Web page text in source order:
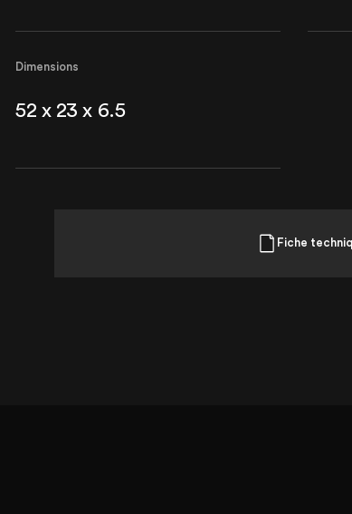
Dimensions
52 x 23 x 6.5
Fiche